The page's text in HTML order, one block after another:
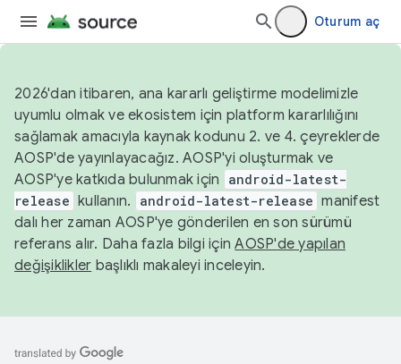
Oturum aç
2026'dan itibaren, ana kararlı geliştirme modelimizle
uyumlu olmak ve ekosistem için platform kararlılığını
sağlamak amacıyla kaynak kodunu 2. ve 4. çeyreklerde
AOSP'de yayınlayacağız. AOSP'yi oluşturmak ve
AOSP'ye katkıda bulunmak için
android-latest-
release kullanın. android-latest-release manifest
dalı her zaman AOSP'ye gönderilen en son sürümü
referans alır. Daha fazla bilgi içinAOSP'de yapılan
değişiklikler başlıklı makaleyi inceleyin.